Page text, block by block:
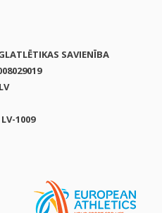
SAVIENĪBA
1009